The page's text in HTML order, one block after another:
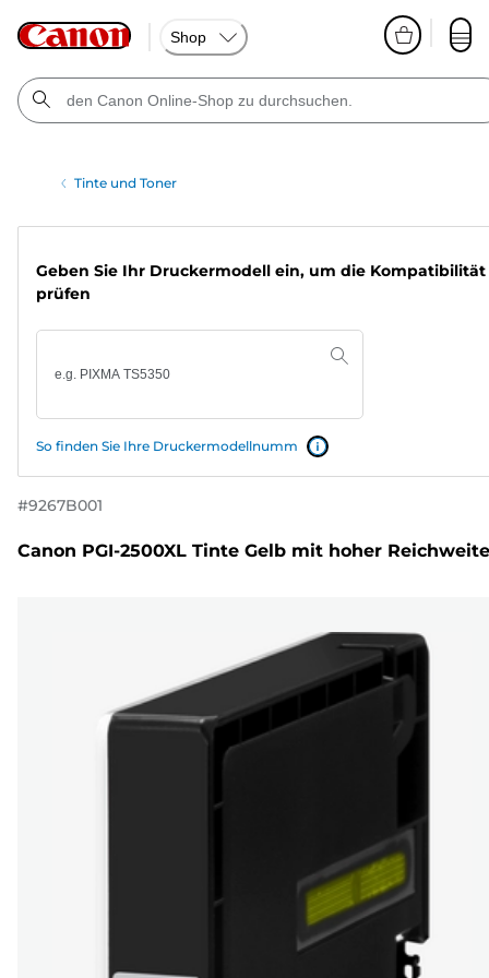
Shop
Tinte und Toner
Geben Sie Ihr Druckermodell ein, um die Kompatibilität
prüfen
So finden Sie Ihre Druckermodellnumm
#9267B001
Canon PGI-2500XL Tinte Gelb mit hoher Reichweite